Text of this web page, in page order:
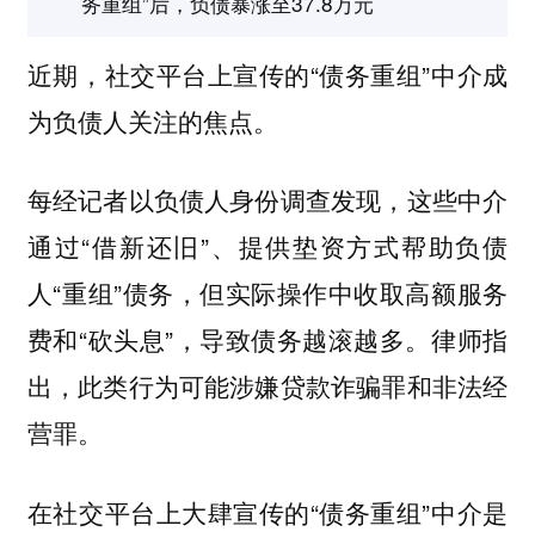
近期，社交平台上宣传的“债务重组”中介成
为负债人关注的焦点。
每经记者以负债人身份调查发现，这些中介
通过“借新还旧”、提供垫资方式帮助负债
人“重组”债务，但实际操作中收取高额服务
费和“砍头息”，导致债务越滚越多。律师指
出，此类行为可能涉嫌贷款诈骗罪和非法经
营罪。
在社交平台上大肆宣传的“债务重组”中介是